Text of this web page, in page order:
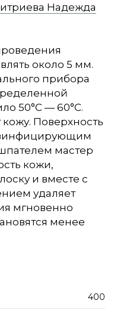
Надежда
около 5 мм.
прибора
50°С — 60°С.
кожу. Поверхность
мастер
кожи,
и вместе с
удаляет
мгновенно
менее
400